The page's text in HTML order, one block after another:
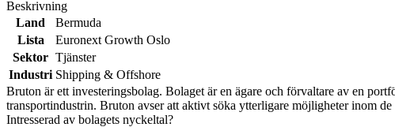
Beskrivning
Land
Bermuda
Lista
Euronext Growth Oslo
Sektor Tjänster
Industri Shipping & Offshore
Bruton är ett investeringsbolag. Bolaget är en ägare och förvaltare av en
transportindustrin. Bruton avser att aktivt söka ytterligare möjligheter inom
Intresserad av bolagets nyckeltal?